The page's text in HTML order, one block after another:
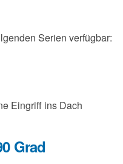
Serien verfügbar:
Eingriff ins Dach
Grad